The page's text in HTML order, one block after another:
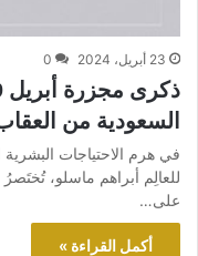
23 أبريل، 2024 0
السعودية من
في هرم الاحتياجات
للعالِم أبراهم ماسلو،
على…
أكمل القراءة »